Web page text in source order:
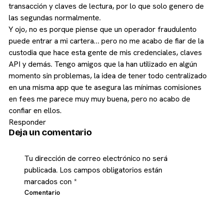
transacción y claves de lectura, por lo que solo genero de
las segundas normalmente.
Y ojo, no es porque piense que un operador fraudulento
puede entrar a mi cartera… pero no me acabo de fiar de la
custodia que hace esta gente de mis credenciales, claves
API y demás. Tengo amigos que la han utilizado en algún
momento sin problemas, la idea de tener todo centralizado
en una misma app que te asegura las mínimas comisiones
en fees me parece muy muy buena, pero no acabo de
confiar en ellos.
Responder
Deja un comentario
Tu dirección de correo electrónico no será
publicada. Los campos obligatorios están
marcados con *
Comentario